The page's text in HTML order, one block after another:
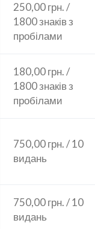
250,00 грн. /
1800 знаків з
пробілами
180,00 грн. /
1800 знаків з
пробілами
750,00 грн. / 10
видань
750,00 грн. / 10
видань